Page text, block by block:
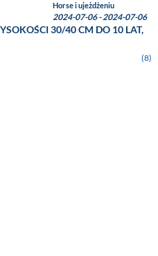
Horse i ujeżdżeniu
2024-07-06 - 2024-07-06
30/40 CM DO 10 LAT,
(8)